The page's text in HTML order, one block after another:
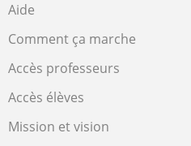
Aide
Comment ça marche
Accès professeurs
Accès élèves
Mission et vision